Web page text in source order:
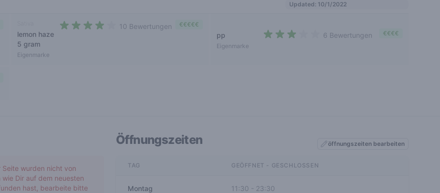
Updated: 10/1/2022
lemon haze
5 gram
Eigenmarke
10 Bewertungen €€€€€
pp
Eigenmarke
6 Bewertungen €€€€
wurden nicht von
Dir auf dem neuesten
hast, bearbeite bitte
Öffnungszeiten öffnungszeiten bearbeiten
TAG GEÖFFNET - GESCHLOSSEN
Montag 11:30 - 23:30